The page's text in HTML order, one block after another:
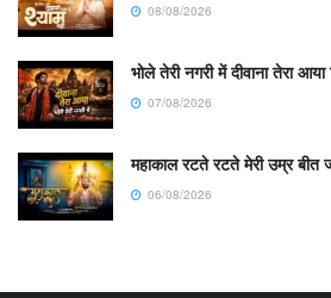
08/08/2026
भोले तेरी नगरी में दीवाना तेरा आया
07/08/2026
महाकाल रटते रटते मेरी उम्र बीत
06/08/2026